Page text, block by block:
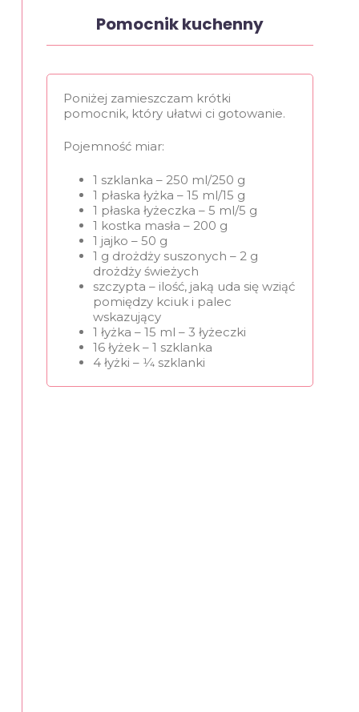
Pomocnik kuchenny
Poniżej zamieszczam krótki
pomocnik, który ułatwi ci gotowanie.
Pojemność miar:
1 szklanka – 250 ml/250 g
1 płaska łyżka – 15 ml/15 g
1 płaska łyżeczka – 5 ml/5 g
1 kostka masła – 200 g
1 jajko – 50 g
1 g drożdży suszonych – 2 g
drożdży świeżych
szczypta – ilość, jaką uda się wziąć
pomiędzy kciuk i palec
wskazujący
1 łyżka – 15 ml – 3 łyżeczki
16 łyżek – 1 szklanka
4 łyżki – 1⁄4 szklanki